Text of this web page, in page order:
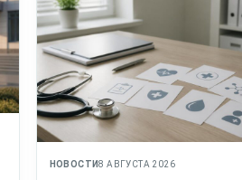
НОВОСТИ8 АВГУСТА 2026